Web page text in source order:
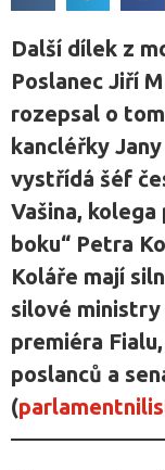
Další dílek z
Poslanec Jiří
rozepsal o
kancléřky
vystřídá šéf
Vašina,
boku“ Petra
Koláře mají
silové ministry
premiéra
poslanců a
(